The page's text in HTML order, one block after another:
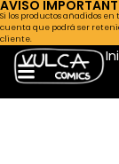
AVISO
Si los productos añadidos
cuenta que podrá ser
cliente.